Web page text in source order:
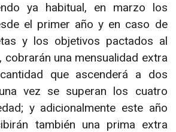
ya habitual, en marzo los
el primer año y en caso de
y los objetivos pactados al
cobrarán una mensualidad extra
que ascenderá a dos
vez se superan los cuatro
y adicionalmente este año
también una prima extra